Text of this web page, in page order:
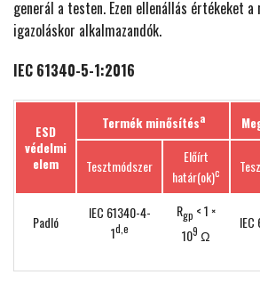
generál a testen. Ezen ellenállás értékeket
igazoláskor alkalmazandók.
IEC 61340-5-1:2016
ESD
védelmi
elem
Termék minősítésa
Tesztmódszer
Előírt
határ(ok)c
Padló
IEC 61340-4-
1d,e
Rgp < 1 ×
109 Ω